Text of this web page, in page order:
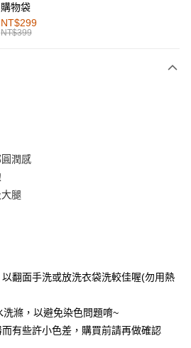
以上)免運費
以上)免運費
以上)免運費
以上)免運費
含以上)免運費
購物袋
NT$299
NT$399
潤感
腿
翻面手洗或放洗衣袋洗較佳喔(勿用熱
滌，以避免染色問題唷~
有些許小色差，購買前請再做確認